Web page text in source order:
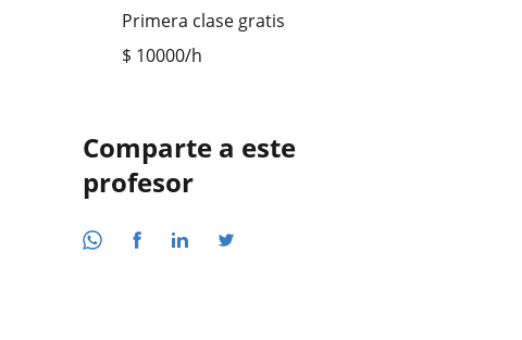
Primera clase gratis
$ 10000/h
Comparte a este
profesor